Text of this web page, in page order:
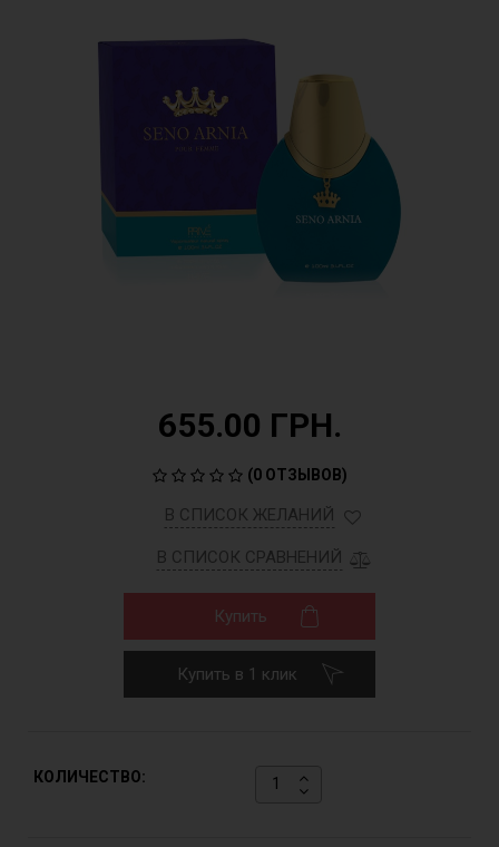
655.00 ГРН.
(0 ОТЗЫВОВ)
В СПИСОК ЖЕЛАНИЙ
В СПИСОК СРАВНЕНИЙ
Купить
Купить в 1 клик
КОЛИЧЕСТВО: